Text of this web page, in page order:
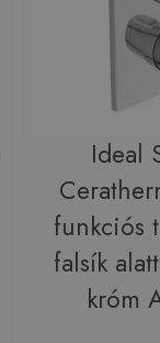
Ideal
funkciós
falsík
króm